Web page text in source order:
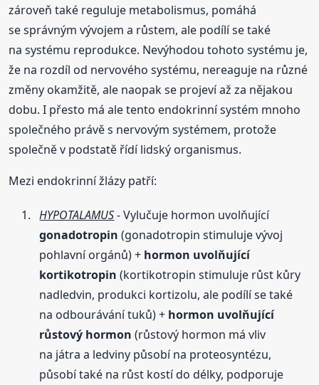
zároveň také reguluje metabolismus, pomáhá
se správným vývojem a růstem, ale podílí se také
na systému reprodukce. Nevýhodou tohoto systému je,
že na rozdíl od nervového systému, nereaguje na různé
změny okamžitě, ale naopak se projeví až za nějakou
dobu. I přesto má ale tento endokrinní systém mnoho
společného právě s nervovým systémem, protože
společně v podstatě řídí lidský organismus.
Mezi endokrinní žlázy patří:
HYPOTALAMUS- Vylučuje hormon uvolňující
gonadotropin (gonadotropin stimuluje vývoj
pohlavní orgánů) + hormon uvolňující
kortikotropin (kortikotropin stimuluje růst kůry
nadledvin, produkci kortizolu, ale podílí se také
na odbourávání tuků) + hormon uvolňující
růstový hormon (růstový hormon má vliv
na játra a ledviny působí na proteosyntézu,
působí také na růst kostí do délky, podporuje